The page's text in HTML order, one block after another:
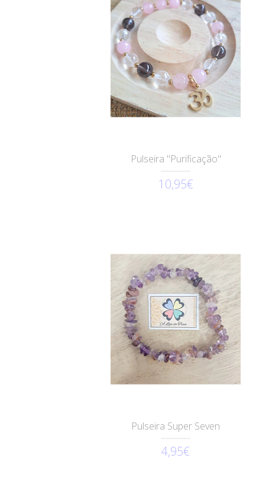
Pulseira "Purificação"
10,95€
Pulseira Super Seven
4,95€